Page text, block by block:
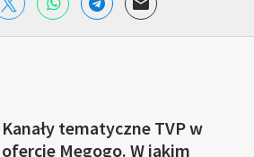
Kanały tematyczne TVP w
ofercie Megogo. W jakim